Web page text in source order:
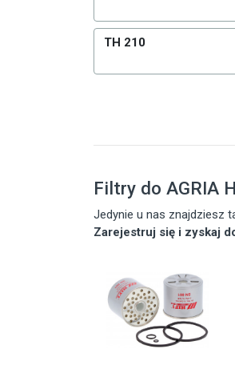
TH 210
Filtry do AGRIA
Jedynie u nas znajdziesz
Zarejestruj się i zyskaj